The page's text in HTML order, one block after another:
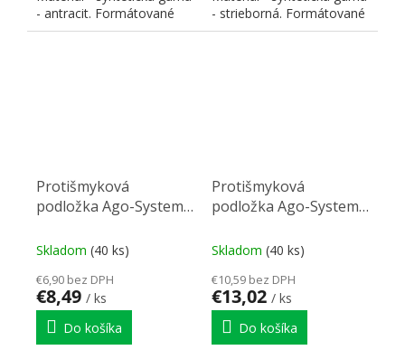
- antracit. Formátované
pre zásuvky Strong Box...
- strieborná. Formátované
pre zásuvky Strong Box...
Protišmyková
podložka Ago-System
522x474mm
Skladom (40 ks)
€6,90 bez DPH
€8,49 / ks
Do košíka
Protišmyková
podložka Ago-System
822x474mm
Skladom (40 ks)
€10,59 bez DPH
€13,02 / ks
Do košíka